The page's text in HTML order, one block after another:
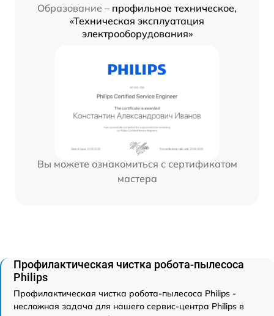
Образование – профильное техническое,
«Техническая эксплуатация
электрооборудования»
Вы можете ознакомиться с сертификатом
мастера
Профилактическая чистка робота-пылесоса
Philips
Профилактическая чистка робота-пылесоса Philips -
несложная задача для нашего сервис-центра Philips в